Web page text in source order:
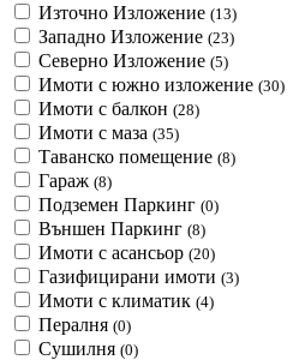
Източно Изложение (13)
Западно Изложение (23)
Северно Изложение (5)
Имоти с южно изложение (30)
Имоти с балкон (28)
Имоти с маза (35)
Таванско помещение (8)
Гараж (8)
Подземен Паркинг (0)
Външен Паркинг (8)
Имоти с асансьор (20)
Газифицирани имоти (3)
Имоти с климатик (4)
Пералня (0)
Сушилня (0)